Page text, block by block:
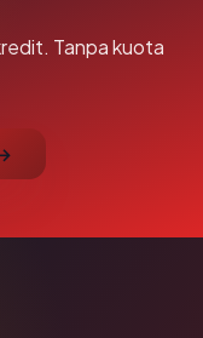
Tanpa kuota